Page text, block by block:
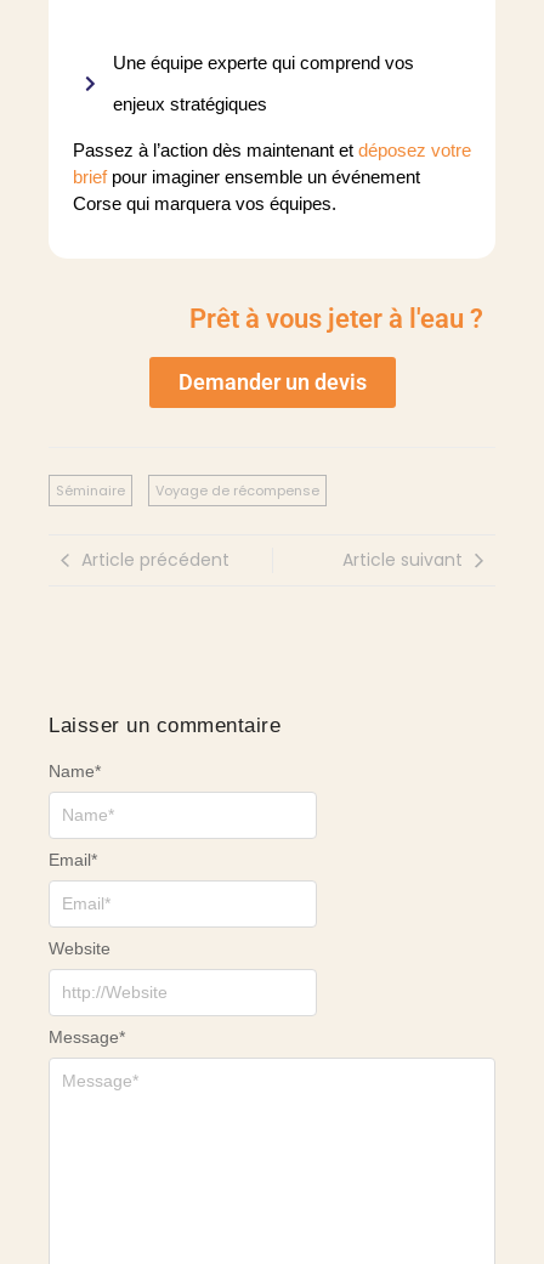
Une équipe experte qui comprend vos
enjeux stratégiques
Passez à l’action dès maintenant et déposez votre
briefpour imaginer ensemble un événement
Corse qui marquera vos équipes.
Prêt à vous jeter à l'eau ?
Demander un devis
Séminaire Voyage de récompense
Article précédent Article suivant
Laisser un commentaire
Message*
Name*
Email*
Website